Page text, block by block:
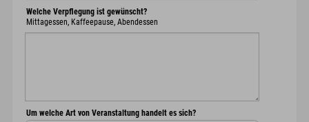
Welche Verpflegung ist gewünscht?
Mittagessen, Kaffeepause, Abendessen
Um welche Art von Veranstaltung handelt es sich?